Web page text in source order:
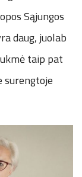
Sąjungos
daug, juolab
taip pat
surengtoje